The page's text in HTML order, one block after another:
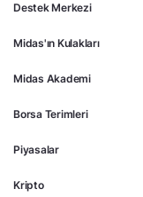
Destek Merkezi
Midas'ın Kulakları
Midas Akademi
Borsa Terimleri
Piyasalar
Kripto